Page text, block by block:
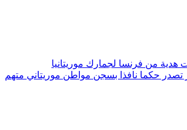
من فرنسا لجمارك موريتانيا
تصدر حكما نافذا بسجن مواطن موريتاني متهم